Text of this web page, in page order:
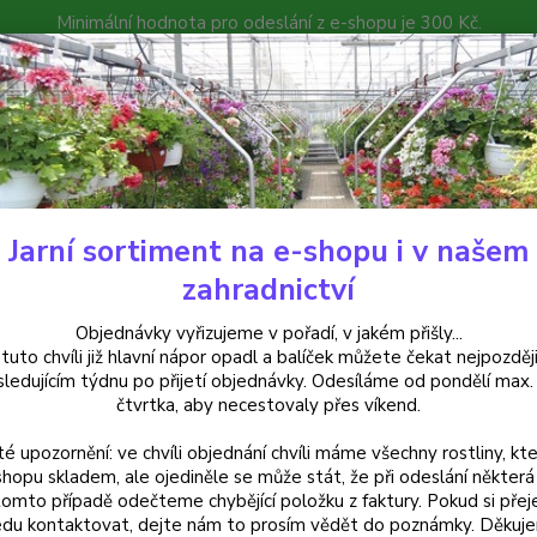
Minimální hodnota pro odeslání z e-shopu je 300 Kč.
můžete čekat nejpozději v následujícím týdnu po přijetí
Poradna Kontakty
Hledat
Pelargonie Pelargonie Grandeur- s vůní borovice - 1166
Grandeur- s vůní
dobře
Jarní sortiment na e-shopu i v našem
zahradnictví
Objednávky vyřizujeme v pořadí, v jakém přišly...
chvíli již hlavní nápor opadl a balíček můžete čekat
týdnu po přijetí objednávky. Odesíláme od pondělí
čtvrtka, aby necestovaly přes víkend.
upozornění: ve chvíli objednání chvíli máme všechny rostliny,
skladem, ale ojediněle se může stát, že při odeslání některá
případě odečteme chybějící položku z faktury. Pokud si
kontaktovat, dejte nám to prosím vědět do poznámky.